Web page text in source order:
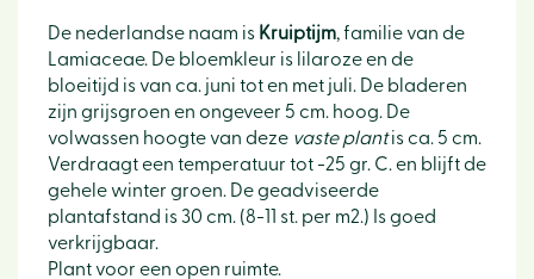
De nederlandse naam is Kruiptijm, familie van de
Lamiaceae. De bloemkleur is lilaroze en de
bloeitijd is van ca. juni tot en met juli. De bladeren
zijn grijsgroen en ongeveer 5 cm. hoog. De
volwassen hoogte van deze vaste plantis ca. 5 cm.
Verdraagt een temperatuur tot -25 gr. C. en blijft de
gehele winter groen. De geadviseerde
plantafstand is 30 cm. (8-11 st. per m2.) Is goed
verkrijgbaar.
Plant voor een open ruimte.